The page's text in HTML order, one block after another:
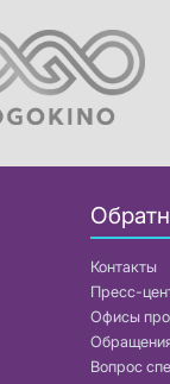
Контакты
Пресс-
Офисы
Вопрос